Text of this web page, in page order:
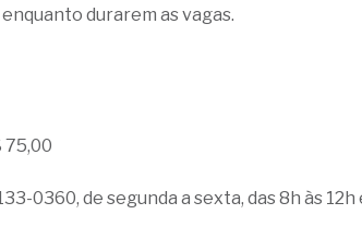
enquanto durarem as vagas.
75,00
0360, de segunda a sexta, das 8h às 12h